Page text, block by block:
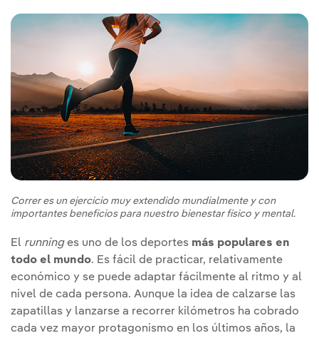
Correr es un ejercicio muy extendido mundialmente y con
importantes beneficios para nuestro bienestar físico y mental.
El runninges uno de los deportes más populares en
todo el mundo. Es fácil de practicar, relativamente
económico y se puede adaptar fácilmente al ritmo y al
nivel de cada persona. Aunque la idea de calzarse las
zapatillas y lanzarse a recorrer kilómetros ha cobrado
cada vez mayor protagonismo en los últimos años, la